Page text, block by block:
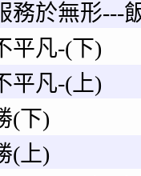
務於無形---
平凡-(下)
平凡-(上)
(下)
(上)